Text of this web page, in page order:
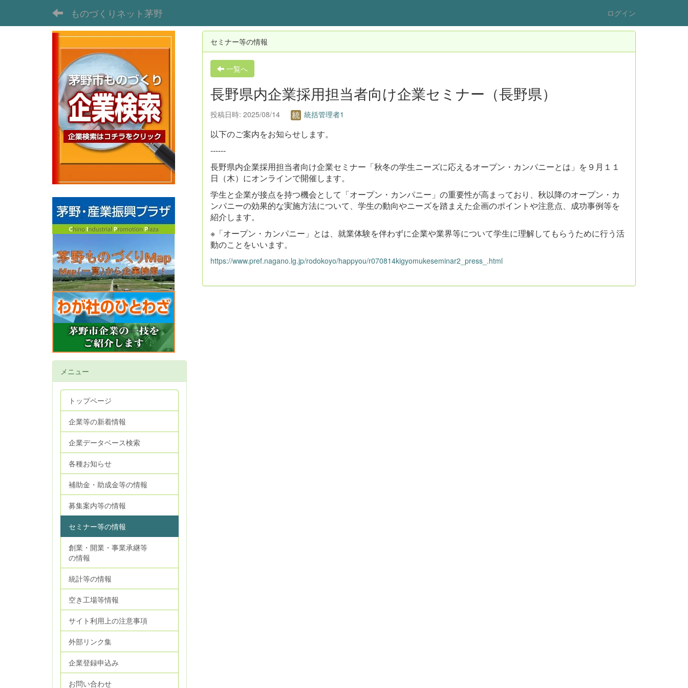
ものづくりネット茅野 ログイン
セミナー等の情報
一覧へ
長野県内企業採用担当者向け企業セミナー（長野県）
投稿日時: 2025/08/14 統括管理者1
以下のご案内をお知らせします。
------
長野県内企業採用担当者向け企業セミナー「秋冬の学生ニーズに応えるオープン・カンパニーとは」を９月１１
日（木）にオンラインで開催します。
学生と企業が接点を持つ機会として「オープン・カンパニー」の重要性が高まっており、秋以降のオープン・カ
ンパニーの効果的な実施方法について、学生の動向やニーズを踏まえた企画のポイントや注意点、成功事例等を
紹介します。
※「オープン・カンパニー」とは、就業体験を伴わずに企業や業界等について学生に理解してもらうために行う活
動のことをいいます。
https://www.pref.nagano.lg.jp/rodokoyo/happyou/r070814kigyomukeseminar2_press_.html
メニュー
トップページ
企業等の新着情報
企業データベース検索
各種お知らせ
補助金・助成金等の情報
募集案内等の情報
セミナー等の情報
創業・開業・事業承継等
の情報
統計等の情報
空き工場等情報
サイト利用上の注意事項
外部リンク集
企業登録申込み
お問い合わせ